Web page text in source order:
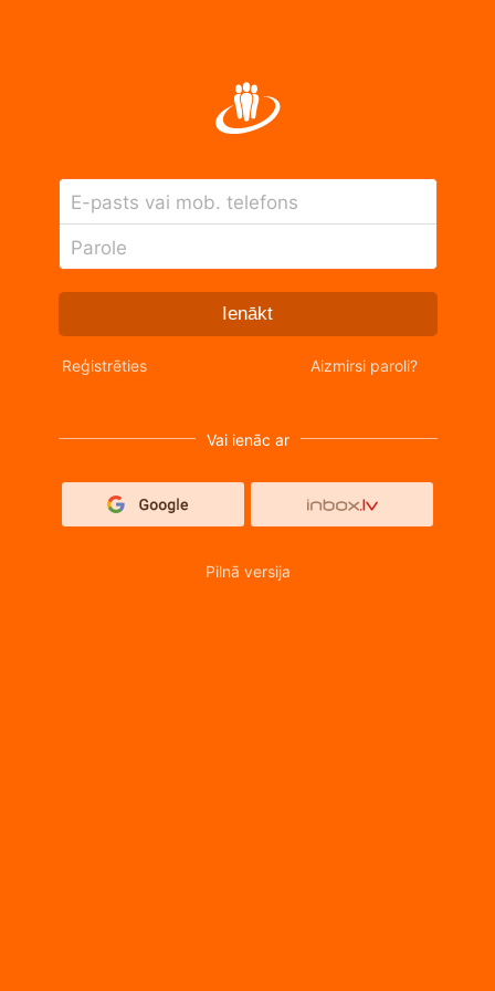
E-pasts vai mob. telefons
Parole
Ienākt
Reģistrēties Aizmirsi paroli?
Vai ienāc ar
Pilnā versija